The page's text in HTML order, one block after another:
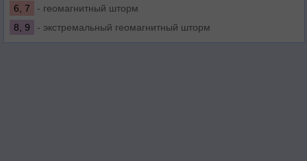
6, 7
- геомагнитный шторм
8, 9
- экстремальный геомагнитный шторм